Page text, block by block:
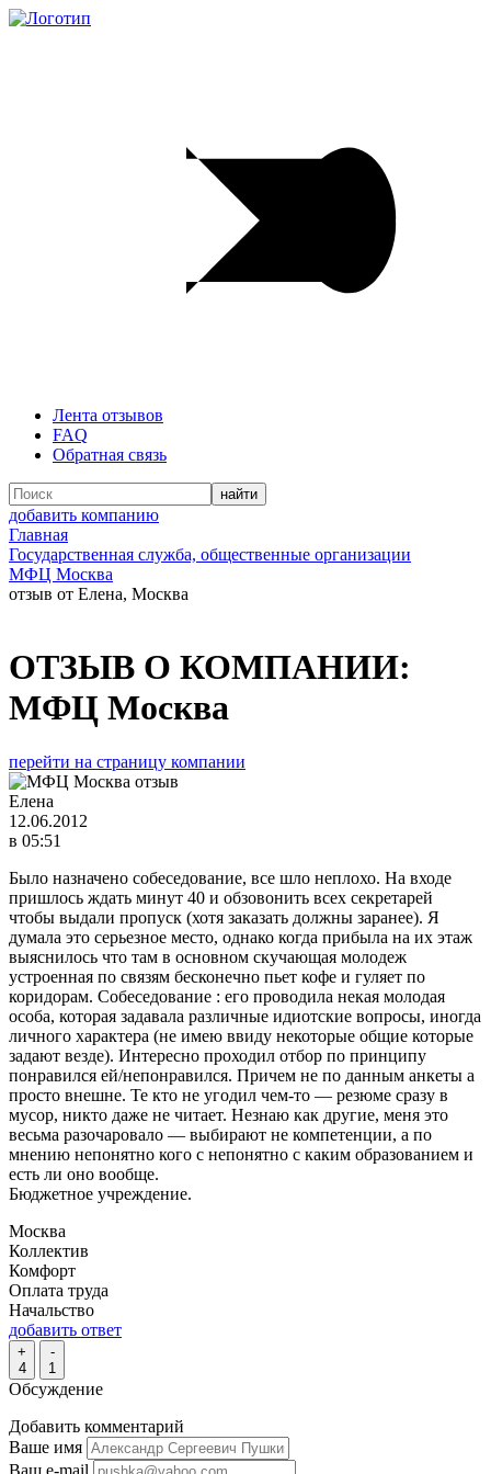
Лента отзывов
FAQ
Обратная связь
добавить компанию
Главная
Государственная служба, общественные организации
МФЦ Москва
отзыв от Елена, Москва
ОТЗЫВ О КОМПАНИИ:
МФЦ Москва
перейти на страницу компании
Елена
12.06.2012
в 05:51
Было назначено собеседование, все шло неплохо. На входе
пришлось ждать минут 40 и обзовонить всех секретарей
чтобы выдали пропуск (хотя заказать должны заранее). Я
думала это серьезное место, однако когда прибыла на их этаж
выяснилось что там в основном скучающая молодеж
устроенная по связям бесконечно пьет кофе и гуляет по
коридорам. Собеседование : его проводила некая молодая
особа, которая задавала различные идиотские вопросы, иногда
личного характера (не имею ввиду некоторые общие которые
задают везде). Интересно проходил отбор по принципу
понравился ей/непонравился. Причем не по данным анкеты а
просто внешне. Те кто не угодил чем-то — резюме сразу в
мусор, никто даже не читает. Незнаю как другие, меня это
весьма разочаровало — выбирают не компетенции, а по
мнению непонятно кого с непонятно с каким образованием и
есть ли оно вообще.
Бюджетное учреждение.
Москва
Коллектив
Комфорт
Оплата труда
Начальство
добавить ответ
+
4
-
1
Обсуждение
Добавить комментарий
Ваше имя
Ваш e-mail